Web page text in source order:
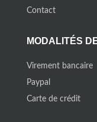
Contact
MODALITÉS
Virement bancaire
Paypal
Carte de crédit